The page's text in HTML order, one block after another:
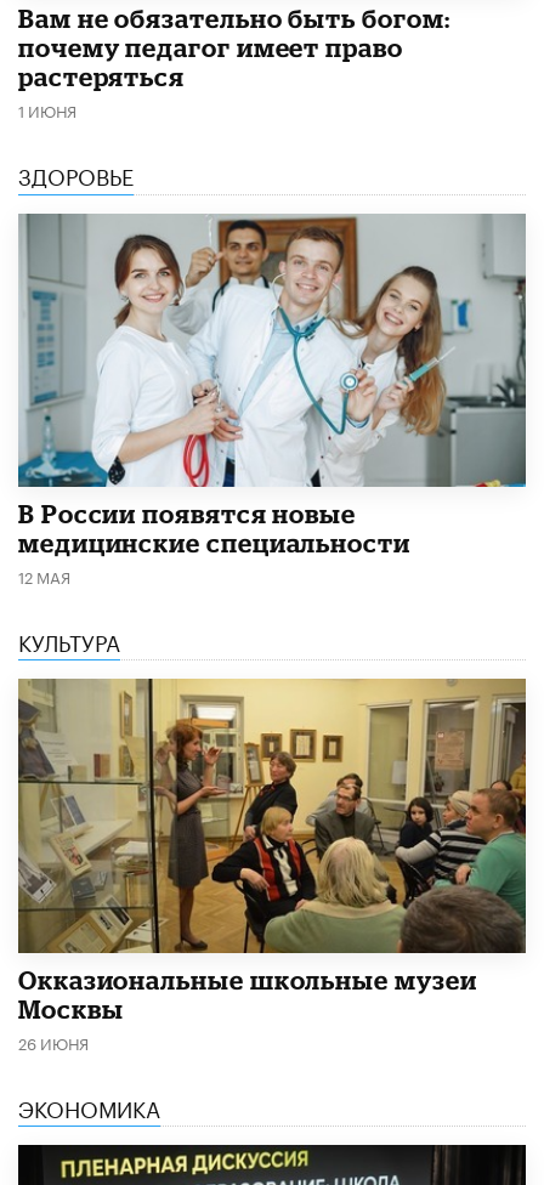
​Вам не обязательно быть богом:
почему педагог имеет право
растеряться
1 ИЮНЯ
ЗДОРОВЬЕ
В России появятся новые
медицинские специальности
12 МАЯ
КУЛЬТУРА
​Окказиональные школьные музеи
Москвы
26 ИЮНЯ
ЭКОНОМИКА